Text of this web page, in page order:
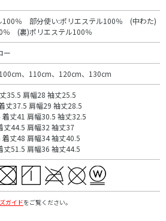
100％ 部分使い:ポリエステル100％ (中わた)
％ (裏)ポリエステル100％
ー
、110cm、120cm、130cm
35.5 肩幅28 袖丈25.5
丈37.5 肩幅29 袖丈28.5
丈41 肩幅30.5 袖丈32.5
丈44.5 肩幅32 袖丈37
丈48 肩幅34 袖丈40.5
丈51.5 肩幅36 袖丈44.5
ガイドをご覧ください。